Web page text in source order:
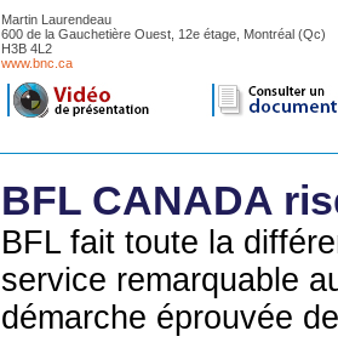
Martin Laurendeau
600 de la Gauchetière Ouest, 12e étage, Montréal (Qc)
H3B 4L2
www.bnc.ca
BFL CANADA
BFL fait toute la
service remarquable
démarche éprouvée